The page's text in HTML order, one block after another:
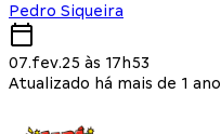
Pedro Siqueira
07.fev.25 às 17h53
Atualizado há mais de 1 ano